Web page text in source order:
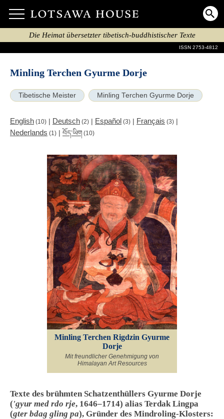
Die Heimat übersetzter tibetisch-buddhistischer Texte
ISSN 2753-4812
Minling Terchen Gyurme Dorje
Tibetische Meister Minling Terchen Gyurme Dorje
English (10) | Deutsch (2) | Español (3) | Français (3) |
Nederlands (1) | བོད་ཡིག (10)
Minling Terchen Rigdzin Gyurme
Dorje
Mit freundlicher Genehmigung von
Himalayan Art Resources
Texte des brühmten Schatzenthüllers Gyurme Dorje
('gyur med rdo rje, 1646–1714) alias Terdak Lingpa
(gter bdag gling pa), Gründer des Mindroling-Klosters: